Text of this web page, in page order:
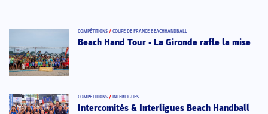
COMPÉTITIONS / COUPE DE FRANCE BEACHHANDBALL
Beach Hand Tour - La Gironde rafle la mise
COMPÉTITIONS / INTERLIGUES
Intercomités & Interligues Beach Handball